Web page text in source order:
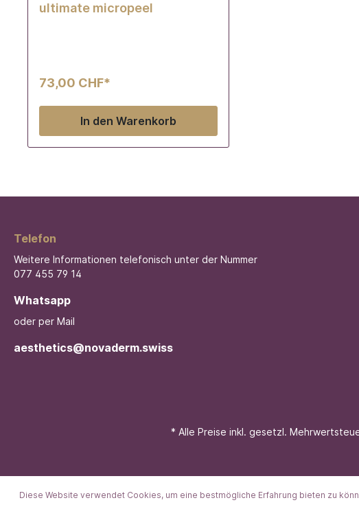
ultimate micropeel
73,00 CHF*
In den Warenkorb
Telefon
Weitere Informationen telefonisch unter der Nummer
077 455 79 14
Whatsapp
oder per Mail
aesthetics@novaderm.swiss
* Alle Preise inkl. gesetzl.
Diese Website verwendet Cookies, um eine bestmögliche Erfahrung bieten zu